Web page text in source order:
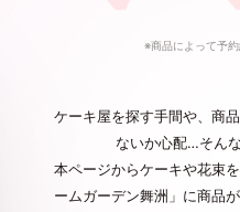
※商品によって予約
ケーキ屋を探す手間や、商
ないか心配…そん
本ページからケーキや花束
ームガーデン舞洲」に商品